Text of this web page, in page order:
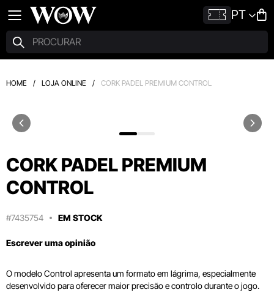
PT
HOME / LOJA ONLINE / CORK PADEL PREMIUM CONTROL
CORK PADEL PREMIUM
CONTROL
#7435754 EM STOCK
Escrever uma opinião
O modelo Control apresenta um formato em lágrima, especialmente
desenvolvido para oferecer maior precisão e controlo durante o jogo.